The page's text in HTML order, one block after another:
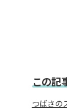
この記
つばさの